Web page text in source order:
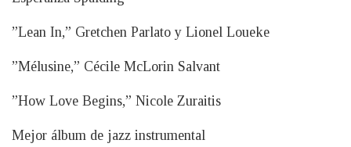
”Lean In,” Gretchen Parlato y Lionel Loueke
”Mélusine,” Cécile McLorin Salvant
”How Love Begins,” Nicole Zuraitis
Mejor álbum de jazz instrumental